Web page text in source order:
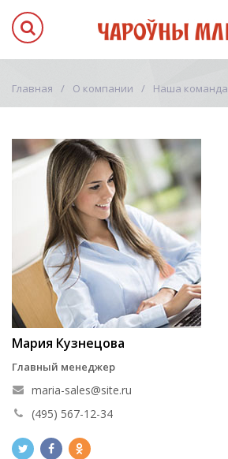
Главная О компании Наша команда
Мария Кузнецова
Главный менеджер
maria-sales@site.ru
(495) 567-12-34